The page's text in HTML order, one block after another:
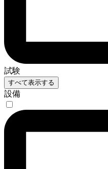
試験
すべて表示する
設備